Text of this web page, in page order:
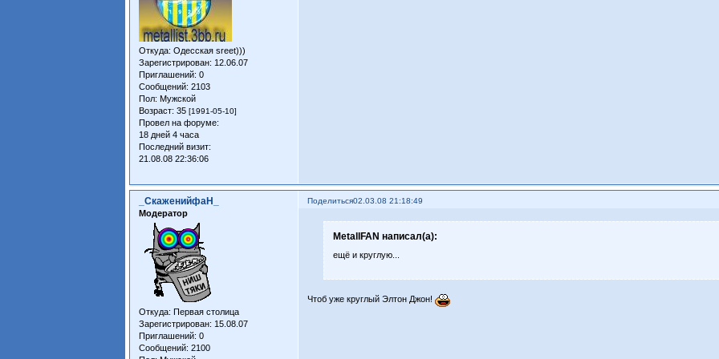
Откуда: Одесская sreet)))
Зарегистрирован: 12.06.07
Приглашений: 0
Сообщений: 2103
Пол: Мужской
Возраст: 35[1991-05-10]
Провел на форуме:
18 дней 4 часа
Последний визит:
21.08.08 22:36:06
Поделиться02.03.08 21:18:49
_СкаженийфаН_
Модератор
Откуда: Первая столица
Зарегистрирован: 15.08.07
Приглашений: 0
Сообщений: 2100
MetallFAN написал(а):
ещё и круглую...
Чтоб уже круглый Элтон Джон!